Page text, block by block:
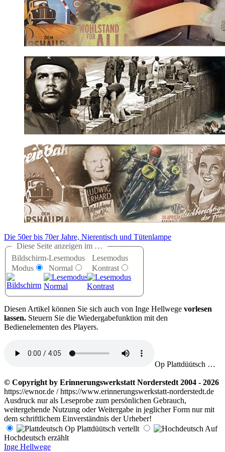
Die 50er bis 70er Jahre, Nierentisch und Tütenlampe
Diese Seite anzeigen im …
Bildschirm-
Modus
Lesemodus
Normal
Lesemodus
Kontrast
Diesen Artikel können Sie sich auch von Inge Hellwege vorlesen
lassen. Steuern Sie die Wiedergabefunktion mit den
Bedienelementen des Players.
Op Plattdüütsch …
© Copyright by Erinnerungswerkstatt Norderstedt 2004 - 2026
https://ewnor.de / https://www.erinnerungswerkstatt-norderstedt.de
Ausdruck nur als Leseprobe zum persönlichen Gebrauch,
weitergehende Nutzung oder Weitergabe in jeglicher Form nur mit
dem schriftlichem Einverständnis der Urheber!
Op Plattdüütsch vertellt
Auf
Hochdeutsch erzählt
Inge Hellwege